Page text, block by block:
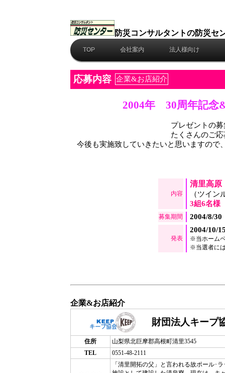
防災コンサルタントの防災セ
TOP 会社案内 法人様向け
応募内容 企業&お店紹介
2004年 30周年記念
プレゼントの
たくさんのご
今後も実施致していきたいと思いますので
内容
清里高原
（ツイン
3組6名様
募集期間 2004/8/30
発表
2004/10/
※当ホーム
※当選者に
企業&お店紹介
財団法人キープ
住所
山梨県北巨摩郡高根町清里3545
TEL
0551-48-2111
「清里開拓の父」と言われる故ポール･